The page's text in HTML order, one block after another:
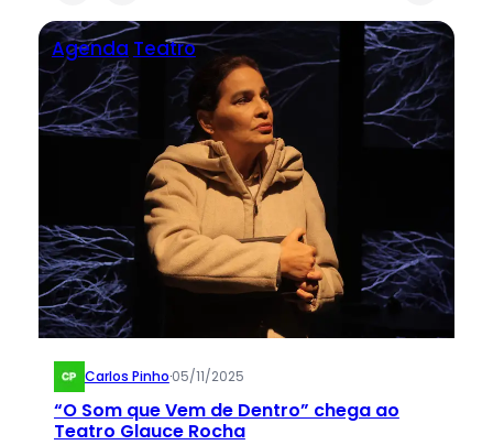
Agenda Teatro
Carlos Pinho·05/11/2025
“O Som que Vem de Dentro” chega ao
Teatro Glauce Rocha